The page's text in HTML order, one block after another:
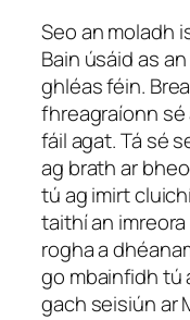
Seo an moladh
Bain úsáid as
ghléas féin.
fhreagraíonn sé
fáil agat. Tá sé
ag brath ar
tú ag imirt
taithí an imreora
rogha a
go mbainfidh tú
gach seisiún ar